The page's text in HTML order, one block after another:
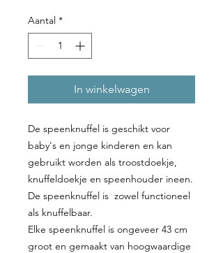
Aantal *
In winkelwagen
De speenknuffel is geschikt voor
baby's en jonge kinderen en kan
gebruikt worden als troostdoekje,
knuffeldoekje en speenhouder ineen.
De speenknuffel is zowel functioneel
als knuffelbaar.
Elke speenknuffel is ongeveer 43 cm
groot en gemaakt van hoogwaardige